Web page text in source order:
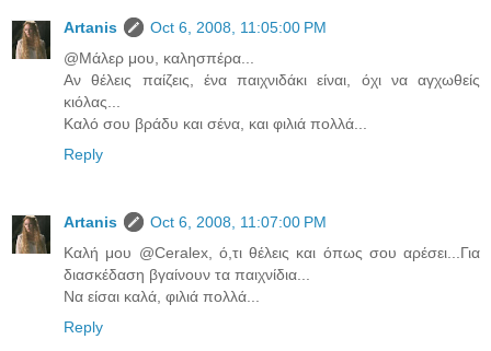
Artanis
Oct 6, 2008, 11:05:00 PM
@Μάλερ μου, καλησπέρα...
Αν θέλεις παίζεις, ένα παιχνιδάκι είναι, όχι να αγχωθείς
κιόλας...
Καλό σου βράδυ και σένα, και φιλιά πολλά...
Reply
Artanis
Oct 6, 2008, 11:07:00 PM
Καλή μου @Ceralex, ό,τι θέλεις και όπως σου αρέσει...Για
διασκέδαση βγαίνουν τα παιχνίδια...
Να είσαι καλά, φιλιά πολλά...
Reply